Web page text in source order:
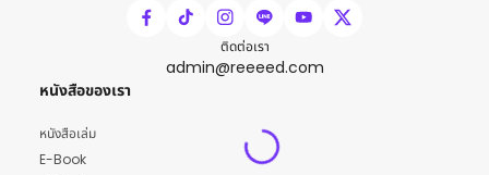
ติดต่อเรา
admin@reeeed.com
หนังสือของเรา
หนังสือเล่ม
E-Book